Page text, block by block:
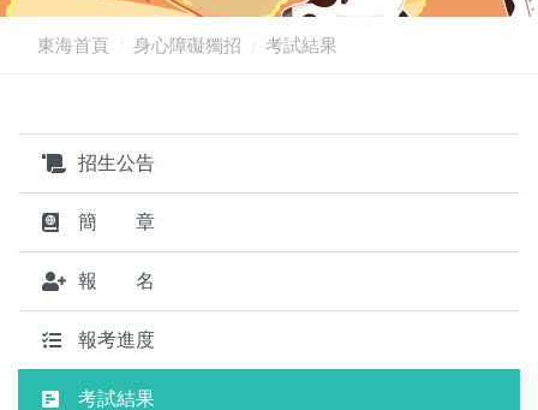
東海首頁 身心障礙獨招 考試結果
招生公告
簡 章
報 名
報考進度
考試結果